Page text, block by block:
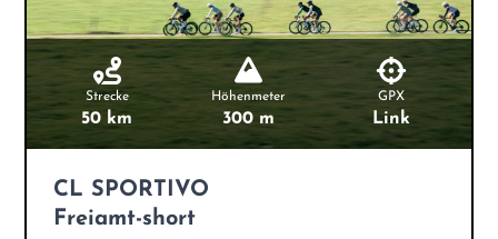
Strecke
50 km
Höhenmeter
300 m
GPX
Link
CL SPORTIVO
Freiamt-short